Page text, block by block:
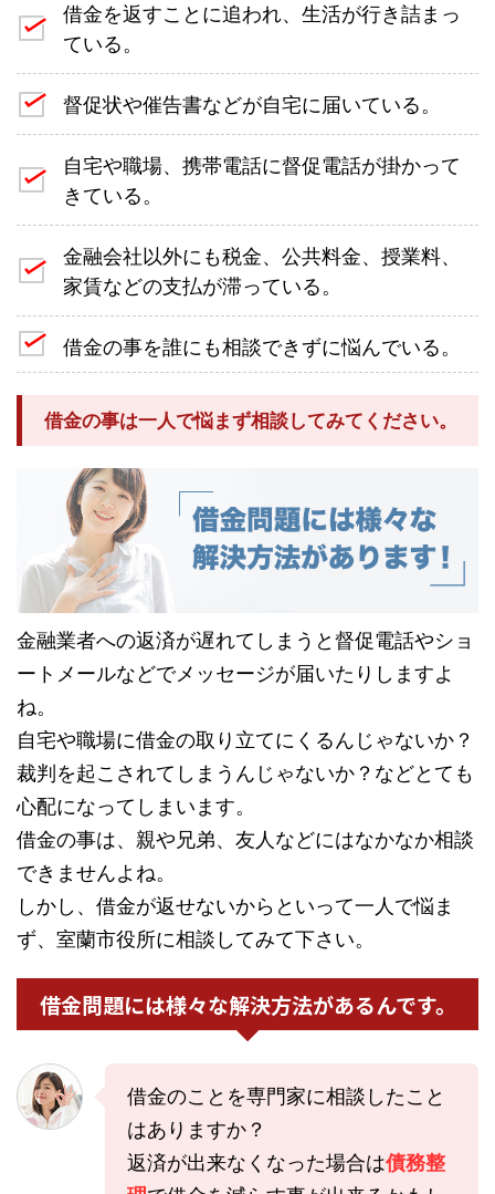
借金を返すことに追われ、生活が行き詰まっ
ている。
督促状や催告書などが自宅に届いている。
自宅や職場、携帯電話に督促電話が掛かって
きている。
金融会社以外にも税金、公共料金、授業料、
家賃などの支払が滞っている。
借金の事を誰にも相談できずに悩んでいる。
借金の事は一人で悩まず相談してみてください。
金融業者への返済が遅れてしまうと督促電話やショ
ートメールなどでメッセージが届いたりしますよ
ね。
自宅や職場に借金の取り立てにくるんじゃないか？
裁判を起こされてしまうんじゃないか？などとても
心配になってしまいます。
借金の事は、親や兄弟、友人などにはなかなか相談
できませんよね。
しかし、借金が返せないからといって一人で悩ま
ず、室蘭市役所に相談してみて下さい。
借金問題には様々な解決方法があるんです。
借金のことを専門家に相談したこと
はありますか？
返済が出来なくなった場合は債務整